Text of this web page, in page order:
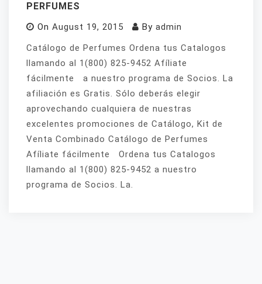
PERFUMES
On August 19, 2015 By admin
Catálogo de Perfumes Ordena tus Catalogos
llamando al 1(800) 825-9452 Afíliate
fácilmente a nuestro programa de Socios. La
afiliación es Gratis. Sólo deberás elegir
aprovechando cualquiera de nuestras
excelentes promociones de Catálogo, Kit de
Venta Combinado Catálogo de Perfumes
Afíliate fácilmente Ordena tus Catalogos
llamando al 1(800) 825-9452 a nuestro
programa de Socios. La.